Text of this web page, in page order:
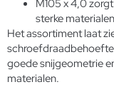
M105 x 4,0
sterke
Het assortiment laat
goede snijgeometrie
materialen.